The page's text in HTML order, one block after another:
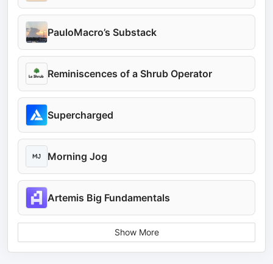
PauloMacro’s Substack
Reminiscences of a Shrub Operator
Supercharged
Morning Jog
Artemis Big Fundamentals
Show More